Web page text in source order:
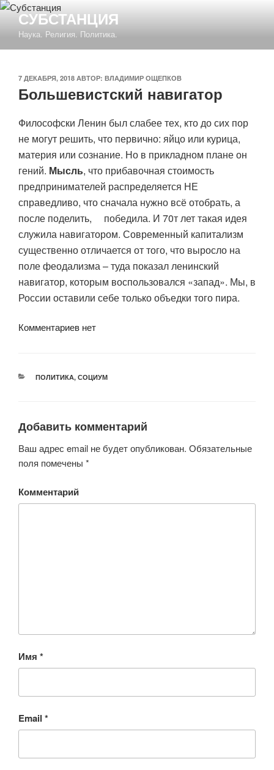
Перейти
содержимому
СУБСТАНЦИЯ
Наука. Религия. Политика.
ОПУБЛИКОВАНО
7 ДЕКАБРЯ, 2018 АВТОР: ВЛАДИМИР ОЩЕПКОВ
Большевистский навигатор
Философски Ленин был слабее тех, кто до сих пор
не могут решить, что первично: яйцо или курица,
материя или сознание. Но в прикладном плане он
гений. Мысль, что прибавочная стоимость
предпринимателей распределяется НЕ
справедливо, что сначала нужно всё отобрать, а
после поделить, победила. И 70т лет такая идея
служила навигатором. Современный капитализм
существенно отличается от того, что выросло на
поле феодализма – туда показал ленинский
навигатор, которым воспользовался «запад». Мы, в
России оставили себе только объедки того пира.
Комментариев нет
РУБРИКИ
ПОЛИТИКА, СОЦИУМ
Добавить комментарий
Ваш адрес email не будет опубликован. Обязательные
поля помечены *
Комментарий
Имя *
Email *